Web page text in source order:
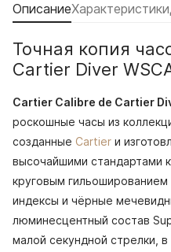
ОписаниеХарактеристики
Точная копия
Cartier Diver
Cartier Calibre de Cartier
роскошные часы из
созданные Cartier и
высочайшими стандартами
круговым
индексы и чёрные
люминесцентный состав
малой секундной стрелки,